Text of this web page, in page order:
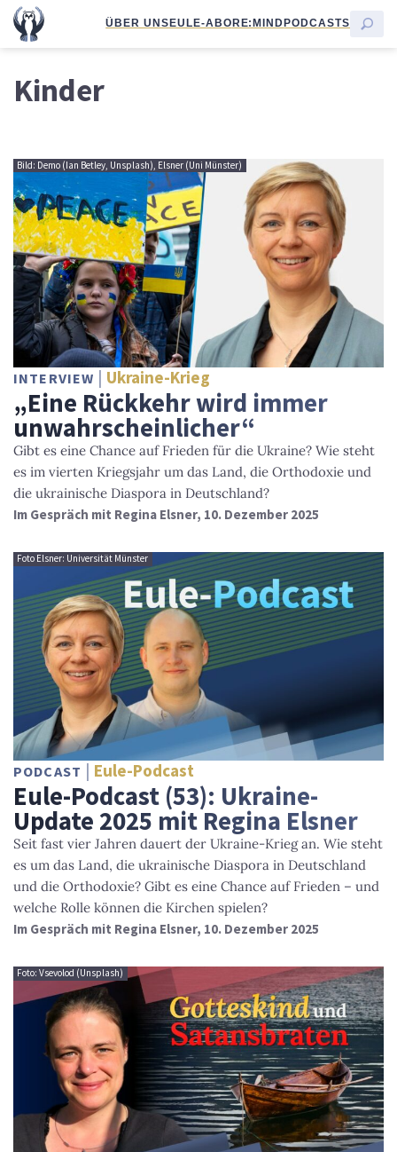
ÜBER UNSEULE-ABORE:MINDPODCASTS
Kinder
Bild: Demo (Ian Betley, Unsplash), Elsner (Uni Münster)
INTERVIEW Ukraine-Krieg
„Eine Rückkehr wird immer
unwahrscheinlicher“
Gibt es eine Chance auf Frieden für die Ukraine? Wie steht
es im vierten Kriegsjahr um das Land, die Orthodoxie und
die ukrainische Diaspora in Deutschland?
Im Gespräch mit Regina Elsner, 10. Dezember 2025
Foto Elsner: Universität Münster
PODCAST Eule-Podcast
Eule-Podcast (53): Ukraine-
Update 2025 mit Regina Elsner
Seit fast vier Jahren dauert der Ukraine-Krieg an. Wie steht
es um das Land, die ukrainische Diaspora in Deutschland
und die Orthodoxie? Gibt es eine Chance auf Frieden – und
welche Rolle können die Kirchen spielen?
Im Gespräch mit Regina Elsner, 10. Dezember 2025
Foto: Vsevolod (Unsplash)